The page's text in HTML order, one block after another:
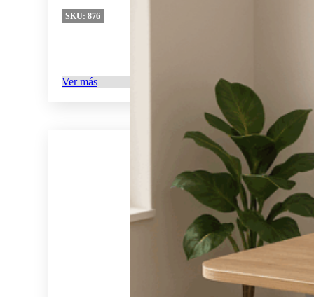
SKU: 876
Ver más